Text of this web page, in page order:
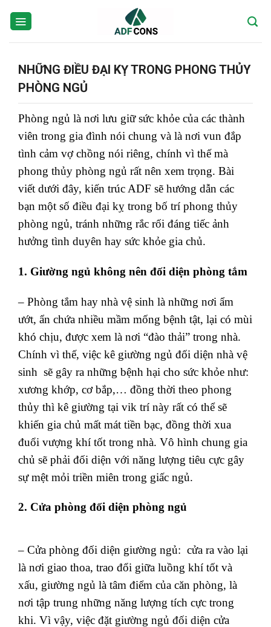
NHỮNG ĐIỀU ĐẠI KỴ TRONG PHONG THỦY
PHÒNG NGỦ
Phòng ngủ là nơi lưu giữ sức khỏe của các thành
viên trong gia đình nói chung và là nơi vun đắp
tình cảm vợ chồng nói riêng, chính vì thế mà
phong thủy phòng ngủ rất nên xem trọng. Bài
viết dưới đây, kiến trúc ADF sẽ hướng dẫn các
bạn một số điều đại kỵ trong bố trí phong thủy
phòng ngủ, tránh những rắc rối đáng tiếc ảnh
hưởng tình duyên hay sức khỏe gia chủ.
1. Giường ngủ không nên đối diện phòng tắm
– Phòng tắm hay nhà vệ sinh là những nơi ẩm
ướt, ẩn chứa nhiều mầm mống bệnh tật, lại có mùi
khó chịu, được xem là nơi “đào thải” trong nhà.
Chính vì thế, việc kê giường ngủ đối diện nhà vệ
sinh sẽ gây ra những bệnh hại cho sức khỏe như:
xương khớp, cơ bắp,… đồng thời theo phong
thủy thì kê giường tại vik trí này rất có thể sẽ
khiến gia chủ mất mát tiền bạc, đồng thời xua
đuổi vượng khí tốt trong nhà. Vô hình chung gia
chủ sẽ phải đối diện với năng lượng tiêu cực gây
sự mệt mỏi triền miên trong giấc ngủ.
2. Cửa phòng đối diện phòng ngủ
– Cửa phòng đối diện giường ngủ: cửa ra vào lại
là nơi giao thoa, trao đổi giữa luồng khí tốt và
xấu, giường ngủ là tâm điểm của căn phòng, là
nơi tập trung những năng lượng tích cực trong
khi. Vì vậy, việc đặt giường ngủ đối diện cửa